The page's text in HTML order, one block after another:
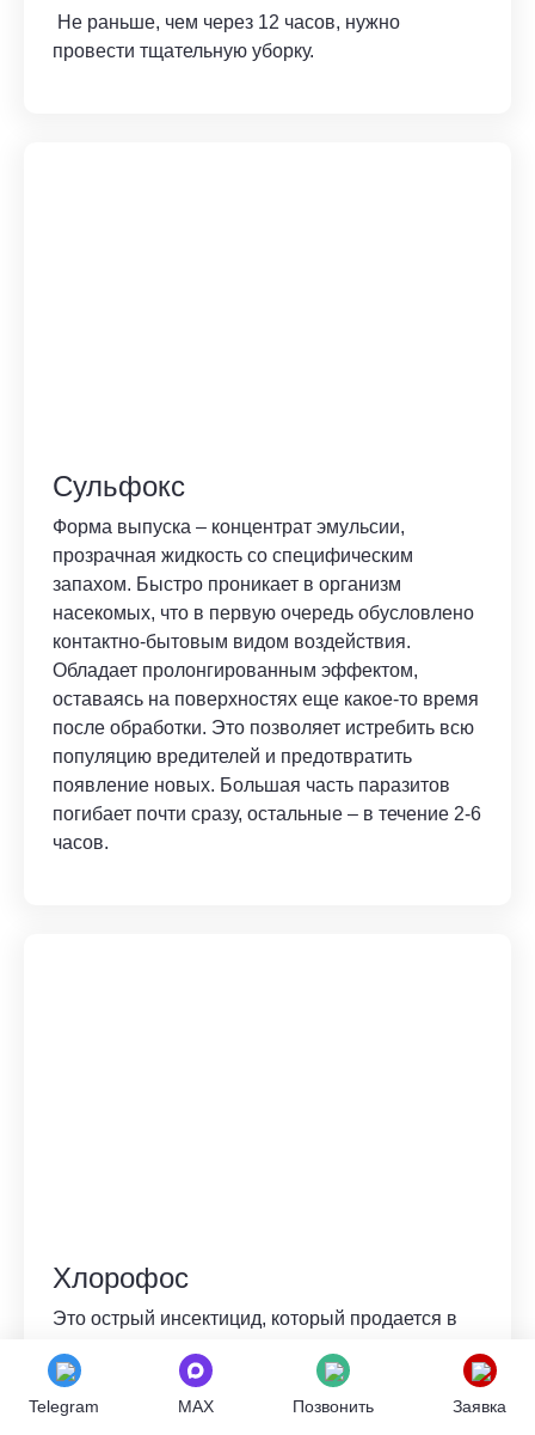
Не раньше, чем через 12 часов, нужно
провести тщательную уборку.
Сульфокс
Форма выпуска – концентрат эмульсии,
прозрачная жидкость со специфическим
запахом. Быстро проникает в организм
насекомых, что в первую очередь обусловлено
контактно-бытовым видом воздействия.
Обладает пролонгированным эффектом,
оставаясь на поверхностях еще какое-то время
после обработки. Это позволяет истребить всю
популяцию вредителей и предотвратить
появление новых. Большая часть паразитов
погибает почти сразу, остальные – в течение 2-6
часов.
Хлорофос
Это острый инсектицид, который продается в
собой кристаллический белый или желтоватый
порошок. Содержит главное действующее
Telegram MAX Позвонить Заявка